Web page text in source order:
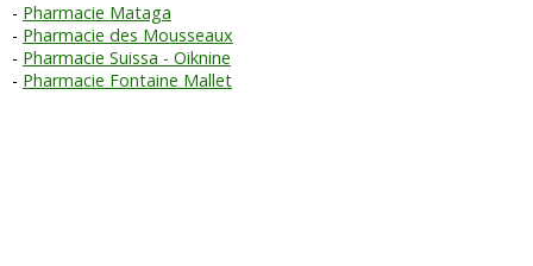
Pharmacie Mataga
Pharmacie des Mousseaux
Pharmacie Suissa - Oiknine
Pharmacie Fontaine Mallet